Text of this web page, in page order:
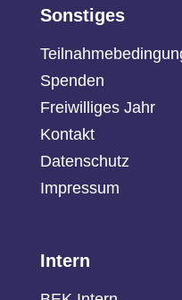
Sonstiges
Spenden
Freiwilliges Jahr
Kontakt
Datenschutz
Impressum
Intern